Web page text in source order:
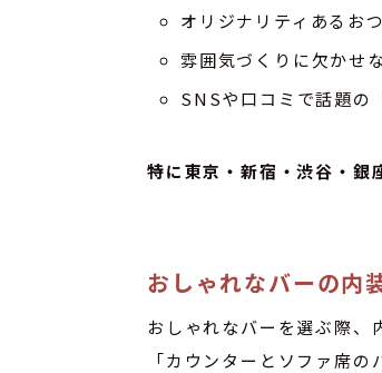
オリジナリティあるお
雰囲気づくりに欠かせ
SNSや口コミで話題の
特に東京・新宿・渋谷・銀
おしゃれなバーの内
おしゃれなバーを選ぶ際、
「カウンターとソファ席